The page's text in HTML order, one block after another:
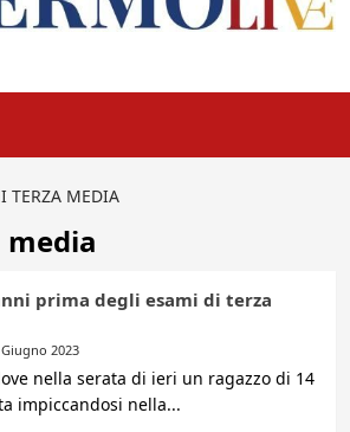
TERZA MEDIA
prima degli esami di terza
Giugno 2023
nella serata di ieri un ragazzo di 14
impiccandosi nella...